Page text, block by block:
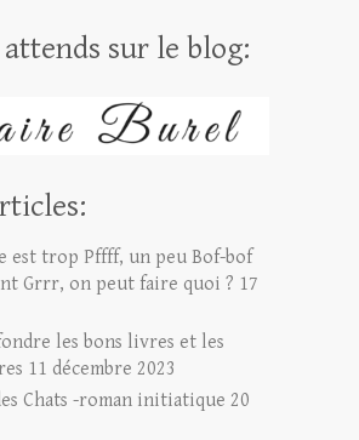
attends sur le blog:
est trop Pffff, un peu Bof-bof
Grrr, on peut faire quoi ? 17
les bons livres et les
11 décembre 2023
Chats -roman initiatique 20